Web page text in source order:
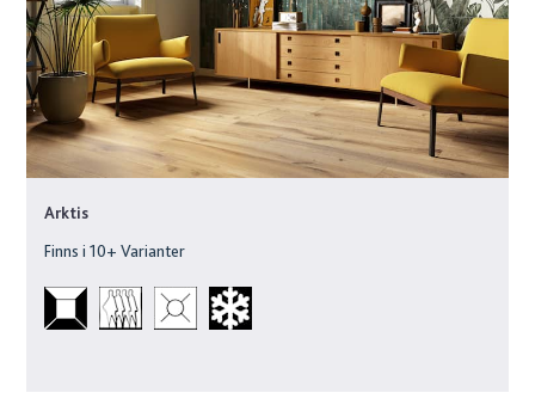
Arktis
Finns i10+ Varianter